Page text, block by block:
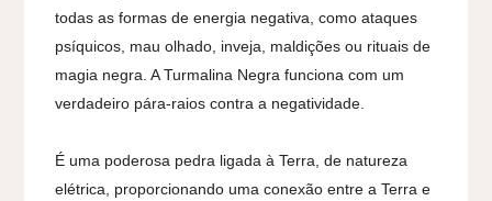
todas as formas de energia negativa, como ataques
psíquicos, mau olhado, inveja, maldições ou rituais de
magia negra. A Turmalina Negra funciona com um
verdadeiro pára-raios contra a negatividade.
É uma poderosa pedra ligada à Terra, de natureza
elétrica, proporcionando uma conexão entre a Terra e